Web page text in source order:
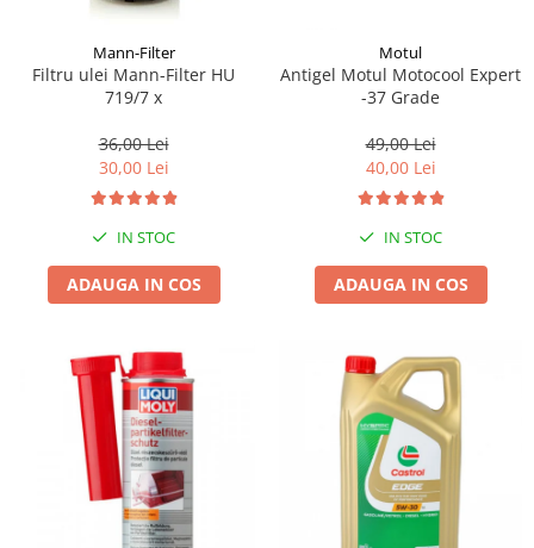
Mann-Filter
Filtru ulei Mann-Filter HU
719/7 x
36,00 Lei
30,00 Lei
IN STOC
ADAUGA IN COS
Motul
Antigel Motul Motocool Expert
-37 Grade
49,00 Lei
40,00 Lei
IN STOC
ADAUGA IN COS